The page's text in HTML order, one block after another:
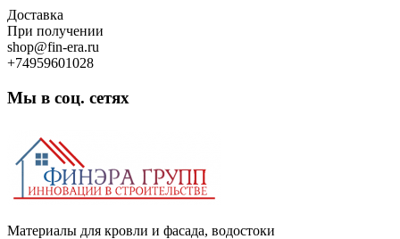
Skip
to
content
Доставка
При получении
shop@fin-era.ru
+74959601028
Мы в соц. сетях
Материалы для кровли и фасада, водостоки